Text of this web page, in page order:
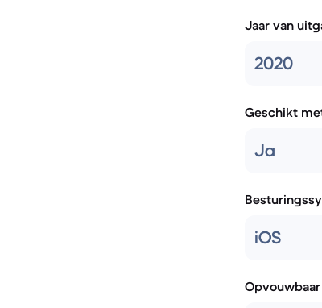
Jaar van
2020
Geschikt
Ja
iOS
Opvouwbaar